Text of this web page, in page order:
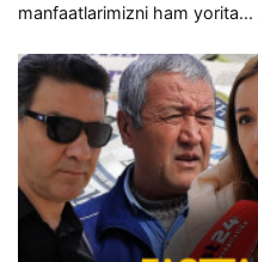
manfaatlarimizni ham yorita...